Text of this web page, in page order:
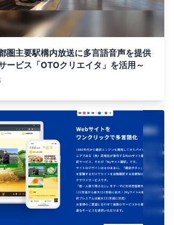
圏主要駅構内放送に多言語音声を提供
ービス「OTOクリエイタ」を活用～